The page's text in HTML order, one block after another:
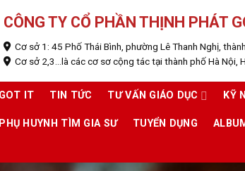
CÔNG TY CỔ PHẦN THỊNH PHÁT
Cơ sở 1: 45 Phố Thái Bình, phường Lê Thanh Nghị,
Cơ sở 2,3...là các cơ sơ cộng tác tại thành phố Hà Nội,
IT TIN TỨC TƯ VẤN GIÁO DỤC KỸ
PHỤ HUYNH TÌM GIA SƯ TUYỂN DỤNG